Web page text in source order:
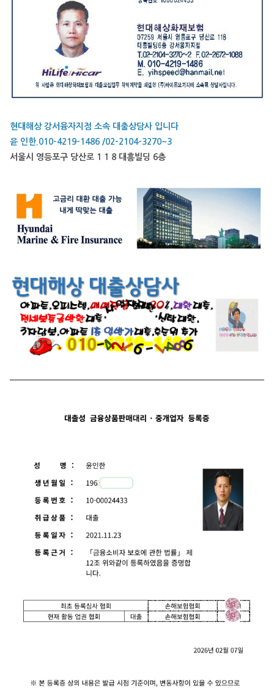
현대해상 강서융자지점 소속 대출상담사 입니다
윤 인한.010-4219-1486 /02-2104-3270~3
서울시 영등포구 당산로 1 1 8 대흥빌딩 6층